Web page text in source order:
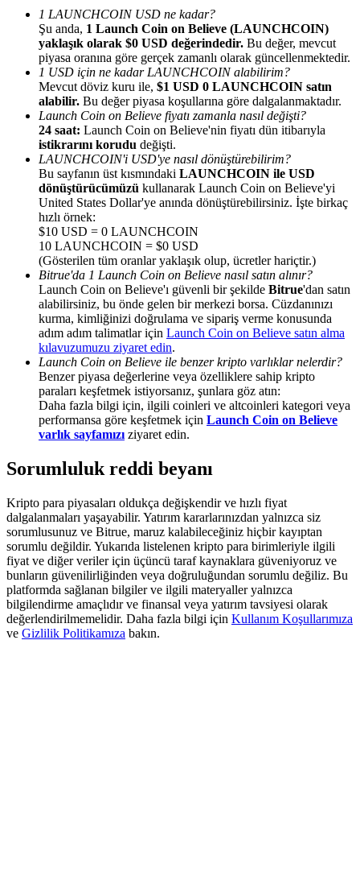
Kullanıcı başına %65'e kadar komisyon!
Yönlendirme
Arkadaşını davet et, nakit ödüller kazan
BTC Welcome Rewards
BTC Welcome Rewards
Deposit CASHCAT & Win
Share 500000 CASHCAT prize pool
Exclusive for BitMart Users
Register & Trade to Win 500,000 USDT
1 LAUNCHCOIN USD ne kadar?
Şu anda, 1 Launch Coin on Believe (LAUNCHCOIN)
yaklaşık olarak $0 USD değerindedir. Bu değer, mevcut
piyasa oranına göre gerçek zamanlı olarak güncellenmektedir.
1 USD için ne kadar LAUNCHCOIN alabilirim?
Mevcut döviz kuru ile, $1 USD 0 LAUNCHCOIN satın
alabilir. Bu değer piyasa koşullarına göre dalgalanmaktadır.
Launch Coin on Believe fiyatı zamanla nasıl değişti?
24 saat: Launch Coin on Believe'nin fiyatı dün itibarıyla
istikrarını korudu değişti.
LAUNCHCOIN'i USD'ye nasıl dönüştürebilirim?
Bu sayfanın üst kısmındaki LAUNCHCOIN ile USD
dönüştürücümüzü kullanarak Launch Coin on Believe'yi
United States Dollar'ye anında dönüştürebilirsiniz. İşte birkaç
hızlı örnek:
$10 USD = 0 LAUNCHCOIN
10 LAUNCHCOIN = $0 USD
(Gösterilen tüm oranlar yaklaşık olup, ücretler hariçtir.)
Bitrue'da 1 Launch Coin on Believe nasıl satın alınır?
Launch Coin on Believe'ı güvenli bir şekilde Bitrue'dan satın
alabilirsiniz, bu önde gelen bir merkezi borsa. Cüzdanınızı
kurma, kimliğinizi doğrulama ve sipariş verme konusunda
adım adım talimatlar için Launch Coin on Believe satın alma
kılavuzumuzu ziyaret edin.
Launch Coin on Believe ile benzer kripto varlıklar nelerdir?
Benzer piyasa değerlerine veya özelliklere sahip kripto
paraları keşfetmek istiyorsanız, şunlara göz atın:
Daha fazla bilgi için, ilgili coinleri ve altcoinleri kategori veya
performansa göre keşfetmek için Launch Coin on Believe
varlık sayfamızı ziyaret edin.
Sorumluluk reddi beyanı
Kripto para piyasaları oldukça değişkendir ve hızlı fiyat
dalgalanmaları yaşayabilir. Yatırım kararlarınızdan yalnızca siz
sorumlusunuz ve Bitrue, maruz kalabileceğiniz hiçbir kayıptan
sorumlu değildir. Yukarıda listelenen kripto para birimleriyle ilgili
fiyat ve diğer veriler için üçüncü taraf kaynaklara güveniyoruz ve
bunların güvenilirliğinden veya doğruluğundan sorumlu değiliz. Bu
platformda sağlanan bilgiler ve ilgili materyaller yalnızca
bilgilendirme amaçlıdır ve finansal veya yatırım tavsiyesi olarak
değerlendirilmemelidir. Daha fazla bilgi için Kullanım Koşullarımıza
ve Gizlilik Politikamıza bakın.